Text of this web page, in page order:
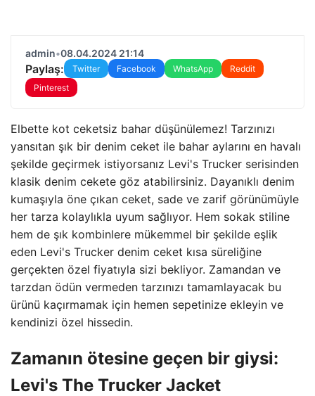
admin•08.04.2024 21:14
Paylaş: Twitter Facebook WhatsApp
Reddit
Pinterest
Elbette kot ceketsiz bahar düşünülemez! Tarzınızı
yansıtan şık bir denim ceket ile bahar aylarını en havalı
şekilde geçirmek istiyorsanız Levi's Trucker serisinden
klasik denim cekete göz atabilirsiniz. Dayanıklı denim
kumaşıyla öne çıkan ceket, sade ve zarif görünümüyle
her tarza kolaylıkla uyum sağlıyor. Hem sokak stiline
hem de şık kombinlere mükemmel bir şekilde eşlik
eden Levi's Trucker denim ceket kısa süreliğine
gerçekten özel fiyatıyla sizi bekliyor. Zamandan ve
tarzdan ödün vermeden tarzınızı tamamlayacak bu
ürünü kaçırmamak için hemen sepetinize ekleyin ve
kendinizi özel hissedin.
Zamanın ötesine geçen bir giysi:
Levi's The Trucker Jacket